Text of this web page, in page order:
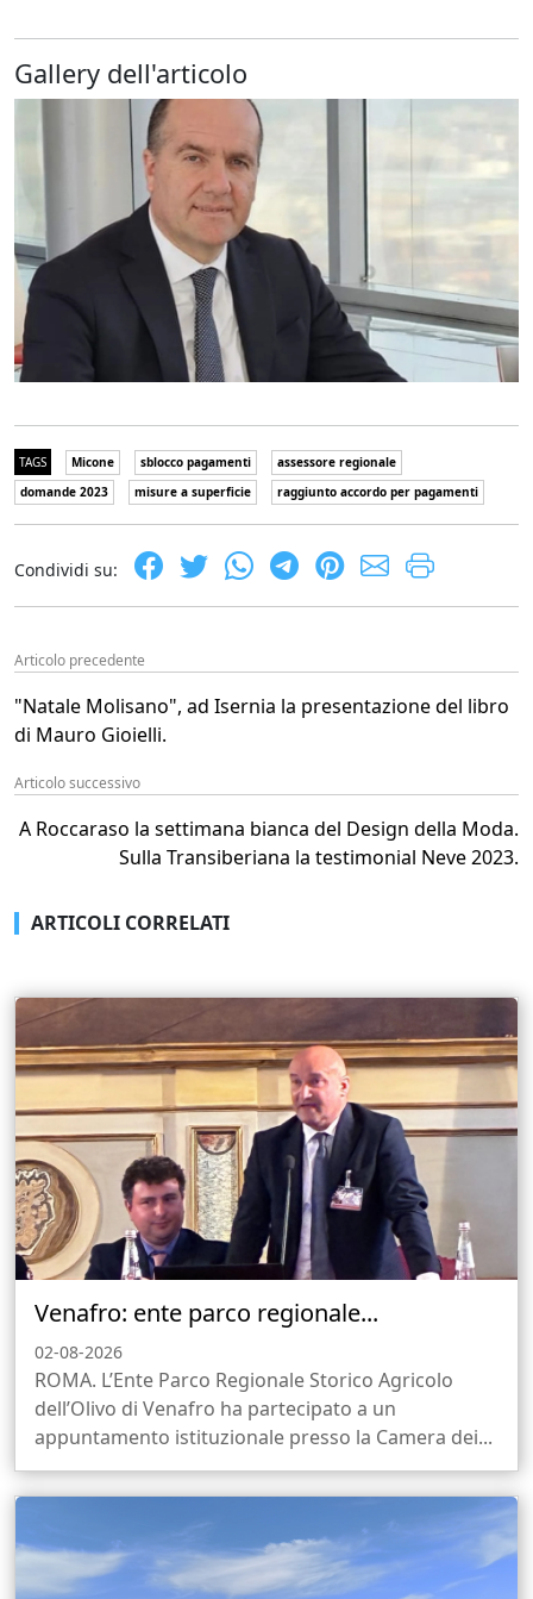
Gallery dell'articolo
TAGS Micone sblocco pagamenti
assessore regionale
domande 2023
misure a superficie raggiunto accordo per pagamenti
Condividi su:
Articolo precedente
"Natale Molisano", ad Isernia la presentazione del libro
di Mauro Gioielli.
Articolo successivo
A Roccaraso la settimana bianca del Design della Moda.
Sulla Transiberiana la testimonial Neve 2023.
ARTICOLI CORRELATI
Venafro: ente parco regionale...
02-08-2026
ROMA. L’Ente Parco Regionale Storico Agricolo
dell’Olivo di Venafro ha partecipato a un
appuntamento istituzionale presso la Camera dei...